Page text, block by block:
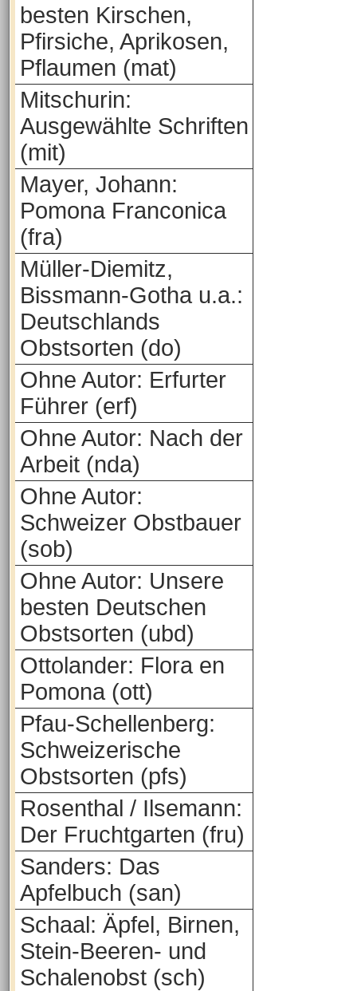
besten Kirschen,
Pfirsiche, Aprikosen,
Pflaumen (mat)
Mitschurin:
Ausgewählte Schriften
(mit)
Mayer, Johann:
Pomona Franconica
(fra)
Müller-Diemitz,
Bissmann-Gotha u.a.:
Deutschlands
Obstsorten (do)
Ohne Autor: Erfurter
Führer (erf)
Ohne Autor: Nach der
Arbeit (nda)
Ohne Autor:
Schweizer Obstbauer
(sob)
Ohne Autor: Unsere
besten Deutschen
Obstsorten (ubd)
Ottolander: Flora en
Pomona (ott)
Pfau-Schellenberg:
Schweizerische
Obstsorten (pfs)
Rosenthal / Ilsemann:
Der Fruchtgarten (fru)
Sanders: Das
Apfelbuch (san)
Schaal: Äpfel, Birnen,
Stein-Beeren- und
Schalenobst (sch)